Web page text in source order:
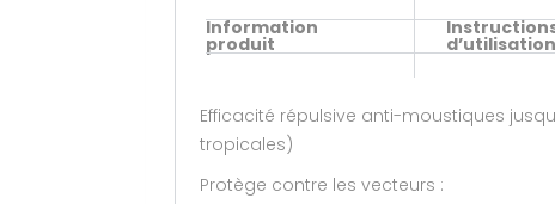
Information
produit
Efficacité répulsive anti-moustiques
tropicales)
Protège contre les vecteurs :